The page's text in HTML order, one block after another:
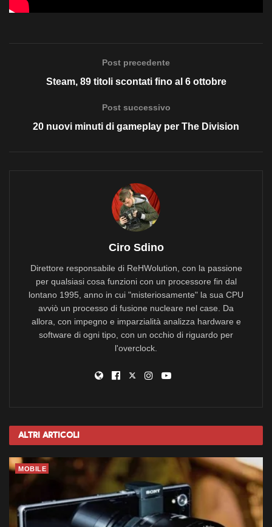
Post precedente
Steam, 89 titoli scontati fino al 6 ottobre
Post successivo
20 nuovi minuti di gameplay per The Division
Ciro Sdino
Direttore responsabile di ReHWolution, con la passione
per qualsiasi cosa funzioni con un processore fin dal
lontano 1995, anno in cui "misteriosamente" la sua CPU
avviò un processo di fusione nucleare nel case. Da
allora, con impegno e imparzialità analizza hardware e
software di ogni tipo, con un occhio di riguardo per
l'overclock.
Altri Articoli
MOBILE